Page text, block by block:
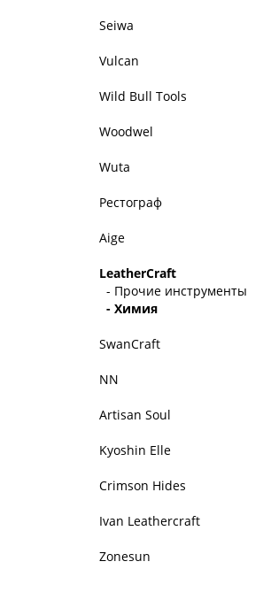
Seiwa
Vulcan
Wild Bull Tools
Woodwel
Wuta
Рестограф
Aige
LeatherCraft
- Прочие инструменты
- Химия
SwanCraft
NN
Artisan Soul
Kyoshin Elle
Crimson Hides
Ivan Leathercraft
Zonesun